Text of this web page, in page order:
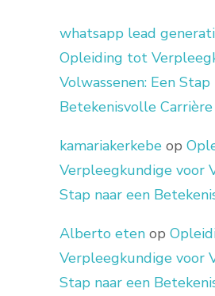
whatsapp lead
Opleiding tot
Volwassenen: Een Stap
Betekenisvolle Carrière
kamariakerkebe op
Verpleegkundige voor
Stap naar een
Alberto eten op
Verpleegkundige voor
Stap naar een